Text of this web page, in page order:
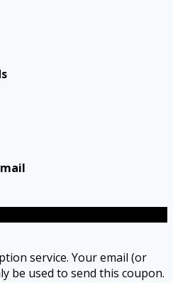
service. Your email (or
be used to send this coupon.